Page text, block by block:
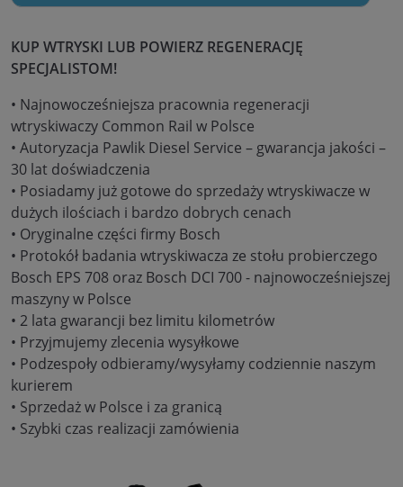
KUP WTRYSKI LUB POWIERZ REGENERACJĘ
SPECJALISTOM!
• Najnowocześniejsza pracownia regeneracji
wtryskiwaczy Common Rail w Polsce
• Autoryzacja Pawlik Diesel Service – gwarancja jakości –
30 lat doświadczenia
• Posiadamy już gotowe do sprzedaży wtryskiwacze w
dużych ilościach i bardzo dobrych cenach
• Oryginalne części firmy Bosch
• Protokół badania wtryskiwacza ze stołu probierczego
Bosch EPS 708 oraz Bosch DCI 700 - najnowocześniejszej
maszyny w Polsce
• 2 lata gwarancji bez limitu kilometrów
• Przyjmujemy zlecenia wysyłkowe
• Podzespoły odbieramy/wysyłamy codziennie naszym
kurierem
• Sprzedaż w Polsce i za granicą
• Szybki czas realizacji zamówienia